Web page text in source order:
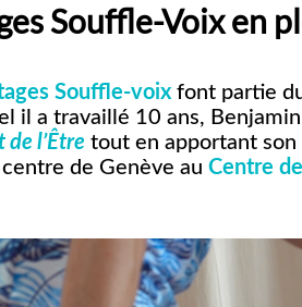
Souffle-Voix en
Souffle-voix font partie
il a travaillé 10 ans,
de l’Être tout en apportant
de Genève auCentre